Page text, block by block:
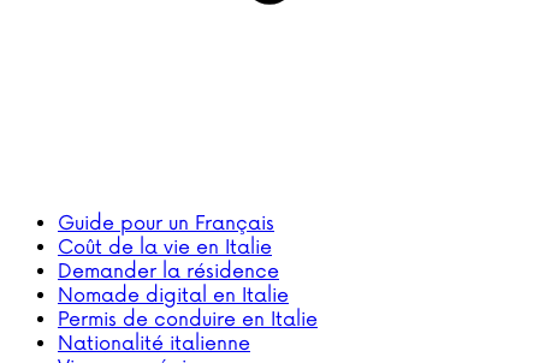
Guide pour un Français
Coût de la vie en Italie
Demander la résidence
Nomade digital en Italie
Permis de conduire en Italie
Nationalité italienne